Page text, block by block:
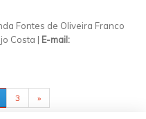
Fontes de Oliveira Franco
Costa | E-mail:
3 »